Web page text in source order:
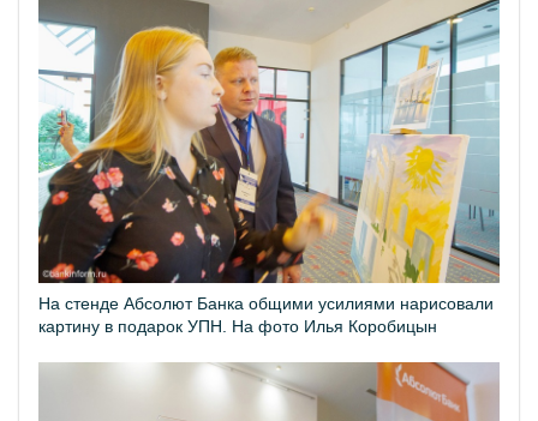
На стенде Абсолют Банка общими усилиями нарисовали
картину в подарок УПН. На фото Илья Коробицын